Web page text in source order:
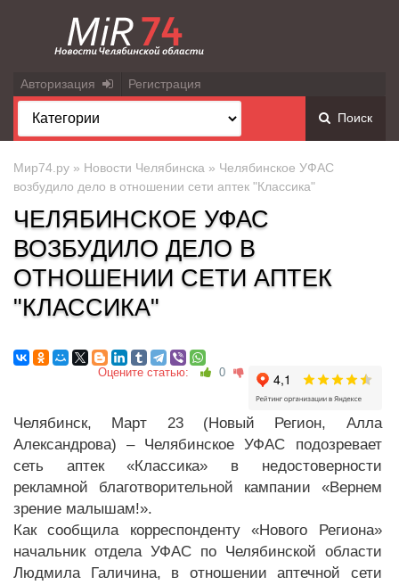
Авторизация Регистрация
Поиск
Мир74.ру » Новости Челябинска » Челябинское УФАС
возбудило дело в отношении сети аптек "Классика"
ЧЕЛЯБИНСКОЕ УФАС
ВОЗБУДИЛО ДЕЛО В
ОТНОШЕНИИ СЕТИ АПТЕК
"КЛАССИКА"
Оцените статью: 0
Челябинск, Март 23 (Новый Регион, Алла
Александрова) – Челябинское УФАС подозревает
сеть аптек «Классика» в недостоверности
рекламной благотворительной кампании «Вернем
зрение малышам!».
Как сообщила корреспонденту «Нового Региона»
начальник отдела УФАС по Челябинской области
Людмила Галичина, в отношении аптечной сети